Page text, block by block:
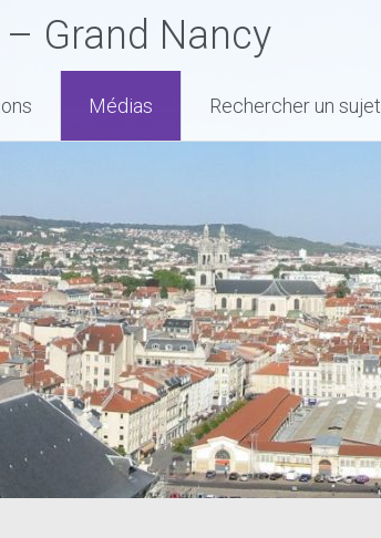
Grand Nancy
Médias Rechercher un sujet